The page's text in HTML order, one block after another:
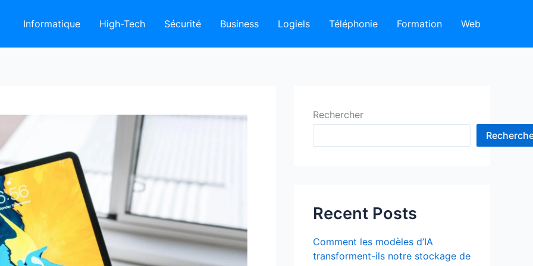
Informatique High-Tech Sécurité Business Logiels Téléphonie Formation Web
Rechercher
Recent Posts
Comment les modèles d’IA
transforment-ils notre stockage de